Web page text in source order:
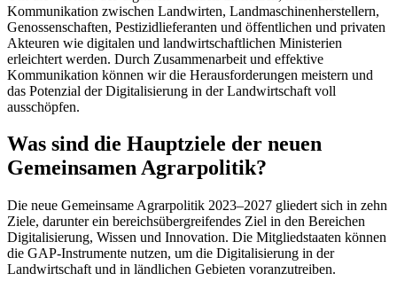
Kommunikation zwischen Landwirten, Landmaschinenherstellern,
Genossenschaften, Pestizidlieferanten und öffentlichen und privaten
Akteuren wie digitalen und landwirtschaftlichen Ministerien
erleichtert werden. Durch Zusammenarbeit und effektive
Kommunikation können wir die Herausforderungen meistern und
das Potenzial der Digitalisierung in der Landwirtschaft voll
ausschöpfen.
Was sind die Hauptziele der neuen
Gemeinsamen Agrarpolitik?
Die neue Gemeinsame Agrarpolitik 2023–2027 gliedert sich in zehn
Ziele, darunter ein bereichsübergreifendes Ziel in den Bereichen
Digitalisierung, Wissen und Innovation. Die Mitgliedstaaten können
die GAP-Instrumente nutzen, um die Digitalisierung in der
Landwirtschaft und in ländlichen Gebieten voranzutreiben.